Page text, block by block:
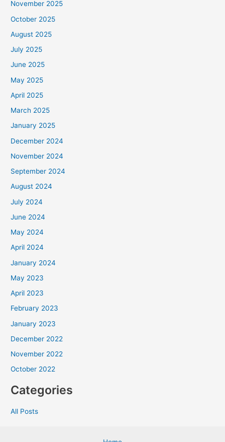
November 2025
October 2025
August 2025
July 2025
June 2025
May 2025
April 2025
March 2025
January 2025
December 2024
November 2024
September 2024
August 2024
July 2024
June 2024
May 2024
April 2024
January 2024
May 2023
April 2023
February 2023
January 2023
December 2022
November 2022
October 2022
Categories
All Posts